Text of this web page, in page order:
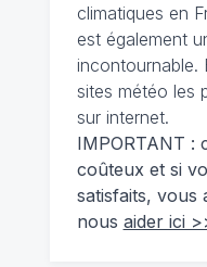
climatiques en
est également
incontournable.
sites météo les
sur internet.
IMPORTANT :
coûteux et si
satisfaits, vous
nous aider ici